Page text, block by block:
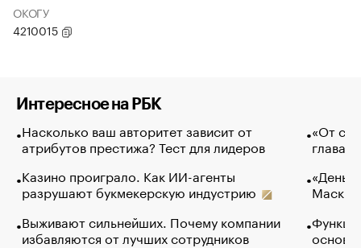
ОКОГУ
4210015
Интересное на РБК
Насколько ваш авторитет зависит от
атрибутов престижа? Тест для лидеров
Казино проиграло. Как ИИ-агенты
разрушают букмекерскую индустрию
Выживают сильнейших. Почему компании
избавляются от лучших сотрудников
«От
глава
Маск в
основ